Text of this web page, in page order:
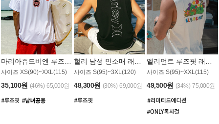
사이즈 XS(90)~XXL(115)
35,100원 (46%) 65,000원
사이즈 S(95)~3XL(120)
48,300원 (30%) 69,000원
사이즈 S(95)~XXL(115)
49,500원 (34%) 75,000원